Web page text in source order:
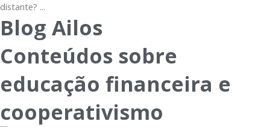
distante? ...
Blog Ailos
Conteúdos sobre
educação financeira e
cooperativismo